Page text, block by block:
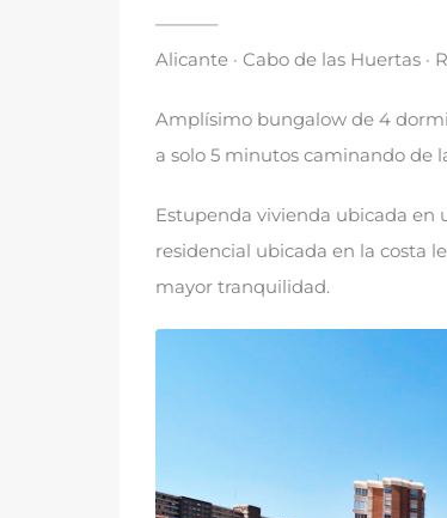
———–
Alicante · Cabo de las Huertas ·
Amplísimo bungalow de 4
a solo 5 minutos caminando de
Estupenda vivienda ubicada en
residencial ubicada en la costa
mayor tranquilidad.